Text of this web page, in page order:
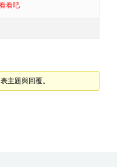
看吧
主題與回覆。